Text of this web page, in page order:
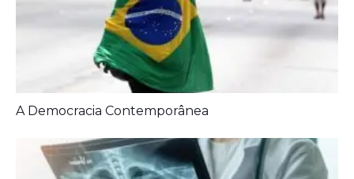
A Democracia Contemporânea